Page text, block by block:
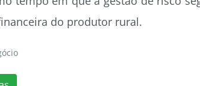
do produtor rural.